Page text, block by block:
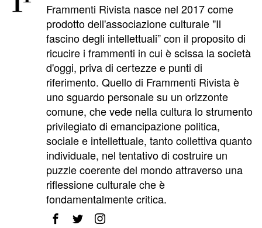
Frammenti Rivista nasce nel 2017 come
prodotto dell'associazione culturale "Il
fascino degli intellettuali” con il proposito di
ricucire i frammenti in cui è scissa la società
d'oggi, priva di certezze e punti di
riferimento. Quello di Frammenti Rivista è
uno sguardo personale su un orizzonte
comune, che vede nella cultura lo strumento
privilegiato di emancipazione politica,
sociale e intellettuale, tanto collettiva quanto
individuale, nel tentativo di costruire un
puzzle coerente del mondo attraverso una
riflessione culturale che è
fondamentalmente critica.